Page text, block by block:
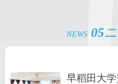
NEWS 05
早稻田大